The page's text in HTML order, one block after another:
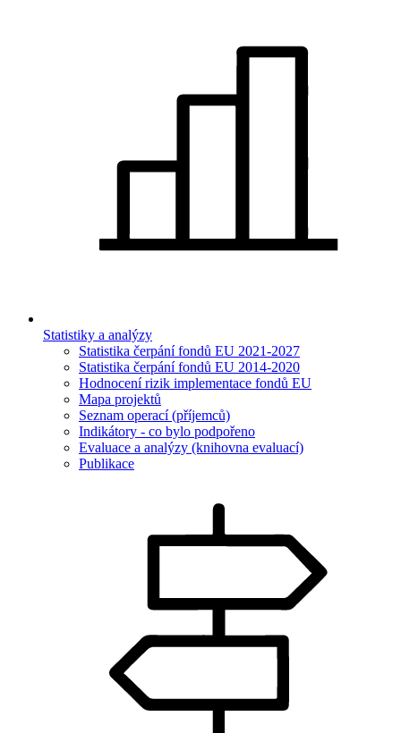
Statistiky a analýzy
Statistika čerpání fondů EU 2021-2027
Statistika čerpání fondů EU 2014-2020
Hodnocení rizik implementace fondů EU
Mapa projektů
Seznam operací (příjemců)
Indikátory - co bylo podpořeno
Evaluace a analýzy (knihovna evaluací)
Publikace